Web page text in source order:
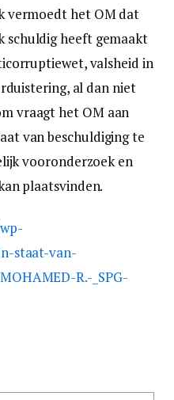
vermoedt het OM dat
schuldig heeft gemaakt
valsheid in
al dan niet
vraagt het OM aan
van beschuldiging te
vooronderzoek en
plaatsvinden.
staat-van-
R.-_SPG-